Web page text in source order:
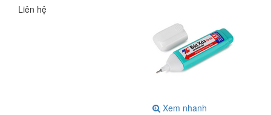
Liên hệ
Xem nhanh